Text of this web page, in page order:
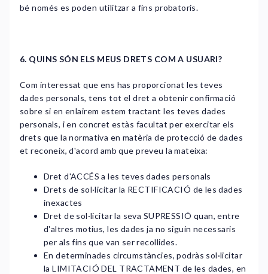
bé només es poden utilitzar a fins probatoris.
6. QUINS SÓN ELS MEUS DRETS COM A USUARI?
Com interessat que ens has proporcionat les teves
dades personals, tens tot el dret a obtenir confirmació
sobre si en enlairem estem tractant les teves dades
personals, i en concret estàs facultat per exercitar els
drets que la normativa en matèria de protecció de dades
et reconeix, d'acord amb que preveu la mateixa:
Dret d'ACCÉS a les teves dades personals
Drets de sol·licitar la RECTIFICACIÓ de les dades
inexactes
Dret de sol·licitar la seva SUPRESSIÓ quan, entre
d'altres motius, les dades ja no siguin necessaris
per als fins que van ser recollides.
En determinades circumstàncies, podràs sol·licitar
la LIMITACIÓ DEL TRACTAMENT de les dades, en